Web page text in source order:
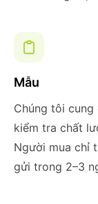
Mẫu
Chúng tôi cung
kiểm tra chất
Người mua chỉ
gửi trong 2–3